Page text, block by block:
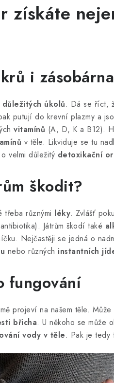
získáte
i
důležitých úkolů. Dá se říct,
putují do krevní plazmy a
vitamínů (A, D, K a B12).
v těle. Likviduje se tu
velmi důležitý detoxikační
škodit?
třeba různými léky. Zvlášť
Játrům škodí také
Nejčastěji se jedná o
nebo různých instantních
fungování
projeví na našem těle.
břicha. U někoho se může
vody v těle. Pak je tedy